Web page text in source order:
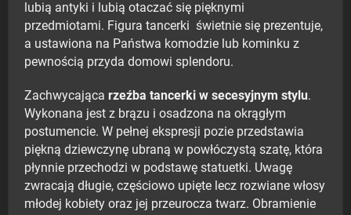
lubią antyki i lubią otaczać się pięknymi
przedmiotami. Figura tancerki świetnie się prezentuje,
a ustawiona na Państwa komodzie lub kominku z
pewnością przyda domowi splendoru.
Zachwycająca rzeźba tancerki w secesyjnym stylu.
Wykonana jest z brązu i osadzona na okrągłym
postumencie. W pełnej ekspresji pozie przedstawia
piękną dziewczynę ubraną w powłóczystą szatę, która
płynnie przechodzi w podstawę statuetki. Uwagę
zwracają długie, częściowo upięte lecz rozwiane włosy
młodej kobiety oraz jej przeurocza twarz. Obramienie